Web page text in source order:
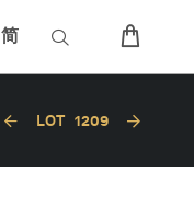
简
LOT 1209